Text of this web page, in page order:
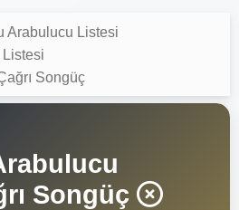
Arabulucu Listesi
Songüç
Songüç